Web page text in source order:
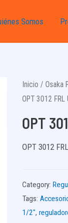
Somos
Inicio / Osaka
OPT 3012 FRL
OPT
OPT 3012
Category:
Tags:
1/2",